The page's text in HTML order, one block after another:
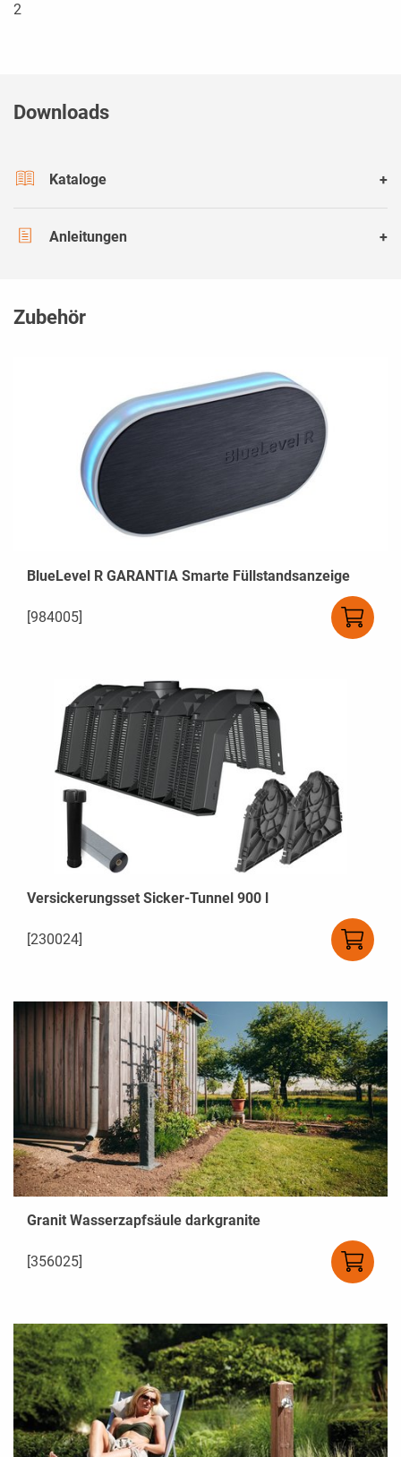
2
Downloads
Kataloge
Anleitungen
Zubehör
BlueLevel R GARANTIA Smarte Füllstandsanzeige
[984005]
Versickerungsset Sicker-Tunnel 900 l
[230024]
Granit Wasserzapfsäule darkgranite
[356025]